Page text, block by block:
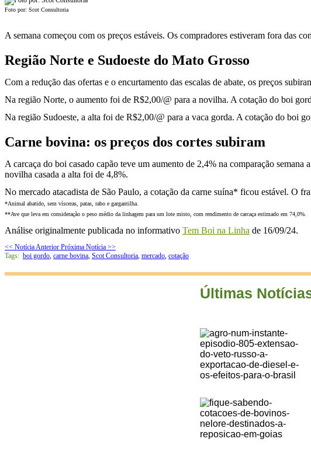
Foto por: Scot Consultoria
A semana começou com os preços estáveis. Os compradores estiveram fora das
Região Norte e Sudoeste do Mato Grosso
Com a redução das ofertas e o encurtamento das escalas de abate, os preços
Na região Norte, o aumento foi de R$2,00/@ para a novilha. A cotação do boi
Na região Sudoeste, a alta foi de R$2,00/@ para a vaca gorda. A cotação do boi
Carne bovina: os preços dos cortes subiram
A carcaça do boi casado capão teve um aumento de 2,4% na comparação
novilha casada a alta foi de 4,8%.
No mercado atacadista de São Paulo, a cotação da carne suína* ficou estável. O
*Animal abatido, sem vísceras, patas, rabo e gargantilha.
**Ave que leva em consideração o peso médio da linhagem para um lote misto, com rendimento de carcaça estimado em 74,0%.
Análise originalmente publicada no informativo Tem Boi na Linha de 16/09/24.
<< Notícia Anterior Próxima Notícia >>
Tags: boi gordo carne bovina Scot Consultoria mercado cotação
Últimas